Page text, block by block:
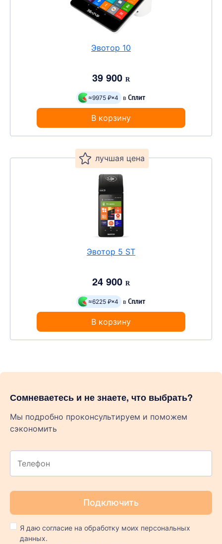
Эвотор 10
39 900 R
≈9975 ₽ 4 в
В корзину
Эвотор 5 ST
24 900 R
≈6225 ₽ 4 в
В корзину
Сомневаетесь и не знаете, что выбрать?
Мы подробно проконсультируем и поможем
сэкономить
Я даю согласие на обработку моих персональных
данных.